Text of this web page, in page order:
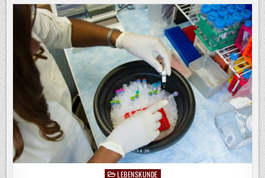
TROCKENEN:
DAS
SIND
DIE
FOLGEN
PostedLEBENSKUNDE